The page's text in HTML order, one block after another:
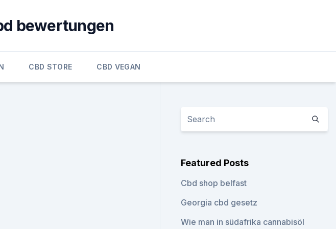
bewertungen
CBD STORE CBD VEGAN
Featured Posts
Cbd shop belfast
Georgia cbd gesetz
Wie man in südafrika cannabisöl